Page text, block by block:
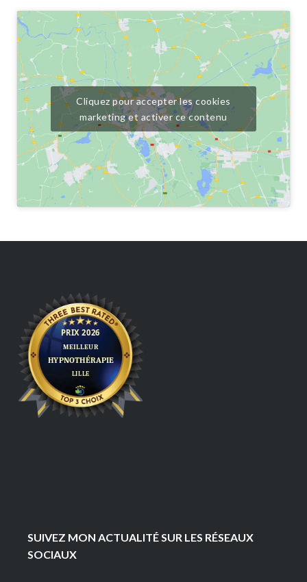
Cliquez pour accepter les cookies
marketing et activer ce contenu
SUIVEZ MON ACTUALITÉ SUR LES RÉSEAUX
SOCIAUX